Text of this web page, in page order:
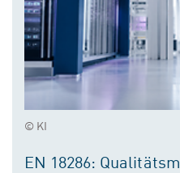
© KI
EN 18286: